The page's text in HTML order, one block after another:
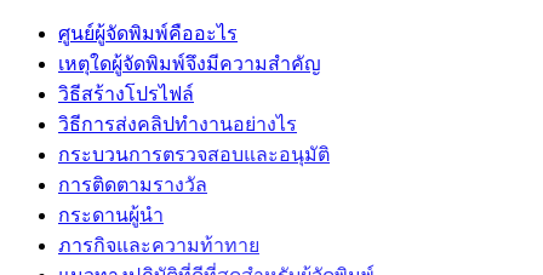
ศูนย์ผู้จัดพิมพ์คืออะไร
เหตุใดผู้จัดพิมพ์จึงมีความสำคัญ
วิธีสร้างโปรไฟล์
วิธีการส่งคลิปทำงานอย่างไร
กระบวนการตรวจสอบและอนุมัติ
การติดตามรางวัล
กระดานผู้นำ
ภารกิจและความท้าทาย